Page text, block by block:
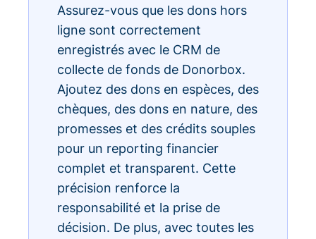
Assurez-vous que les dons hors
ligne sont correctement
enregistrés avec le CRM de
collecte de fonds de Donorbox.
Ajoutez des dons en espèces, des
chèques, des dons en nature, des
promesses et des crédits souples
pour un reporting financier
complet et transparent. Cette
précision renforce la
responsabilité et la prise de
décision. De plus, avec toutes les